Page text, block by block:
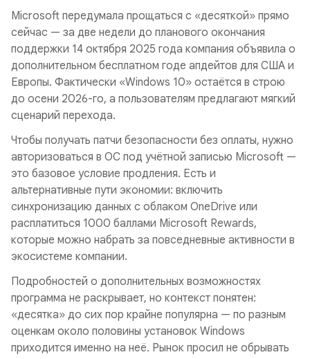
Microsoft передумала прощаться с «десяткой» прямо
сейчас — за две недели до планового окончания
поддержки 14 октября 2025 года компания объявила о
дополнительном бесплатном годе апдейтов для США и
Европы. Фактически «Windows 10» остаётся в строю
до осени 2026-го, а пользователям предлагают мягкий
сценарий перехода.
Чтобы получать патчи безопасности без оплаты, нужно
авторизоваться в ОС под учётной записью Microsoft —
это базовое условие продления. Есть и
альтернативные пути экономии: включить
синхронизацию данных с облаком OneDrive или
расплатиться 1000 баллами Microsoft Rewards,
которые можно набрать за повседневные активности в
экосистеме компании.
Подробностей о дополнительных возможностях
программа не раскрывает, но контекст понятен:
«десятка» до сих пор крайне популярна — по разным
оценкам около половины установок Windows
приходится именно на неё. Рынок просил не обрывать